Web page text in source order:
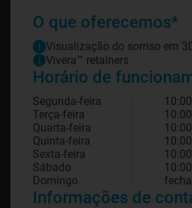
O que oferecemos*
Visualização do sorriso em
Vivera™ retainers
Horário de
Segunda-feira
Terça-feira
Quarta-feira
Quinta-feira
Sexta-feira
Sábado
Domingo
Informações de